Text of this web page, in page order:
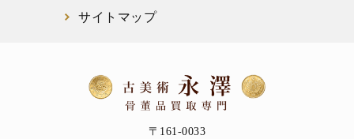
サイトマップ
〒161-0033